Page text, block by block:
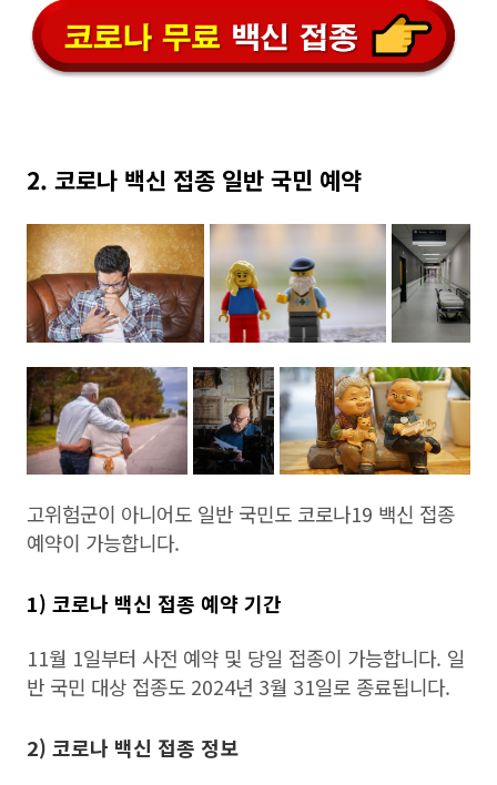
2. 코로나 백신 접종 일반 국민 예약
고위험군이 아니어도 일반 국민도 코로나19 백신 접종
예약이 가능합니다.
1) 코로나 백신 접종 예약 기간
11월 1일부터 사전 예약 및 당일 접종이 가능합니다. 일
반 국민 대상 접종도 2024년 3월 31일로 종료됩니다.
2) 코로나 백신 접종 정보